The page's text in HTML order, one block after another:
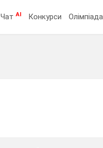
ЧатAI Конкурси Олімпіада